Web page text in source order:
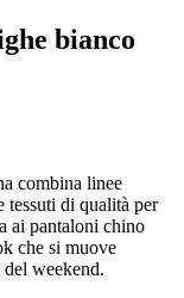
bianco
combina linee
tessuti di qualità per
ai pantaloni chino
che si muove
weekend.